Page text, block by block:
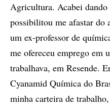
Agricultura. Acabei dando
possibilitou me afastar do
um ex-professor de
me ofereceu emprego em
trabalhava, em Resende.
Cyanamid Química do
minha carteira de